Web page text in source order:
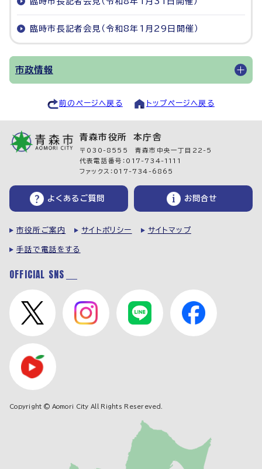
臨時市長記者会見（令和8年1月29日開催）
市政情報
前のページへ戻る トップページへ戻る
青森市役所 本庁舎
〒030-8555 青森市中央一丁目22-5
代表電話番号：017-734-1111
ファックス：017-734-6865
よくあるご質問 お問合せ
市役所ご案内 サイトポリシー サイトマップ
手話で電話をする
OFFICIAL SNS
Copyright © Aomori City All Rights Resereved.